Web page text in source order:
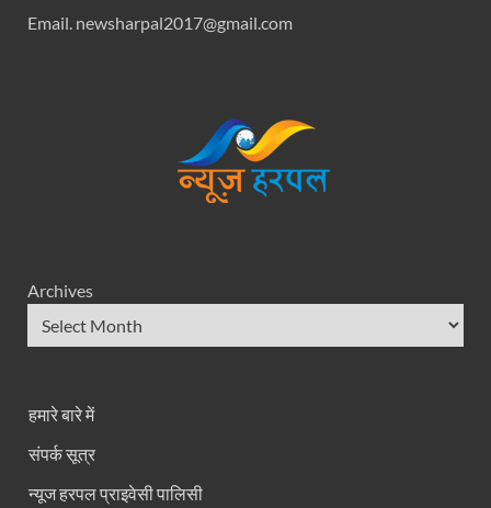
Email. newsharpal2017@gmail.com
Archives
हमारे बारे में
संपर्क सूत्र
न्यूज हरपल प्राइवेसी पालिसी